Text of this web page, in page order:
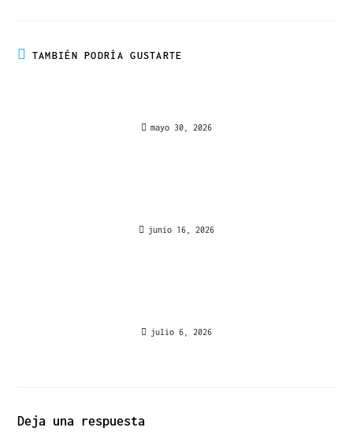
TAMBIÉN PODRÍA GUSTARTE
mayo 30, 2026
junio 16, 2026
julio 6, 2026
Deja una respuesta